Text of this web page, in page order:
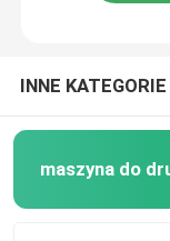
Maszyny z
INNE
maszyna do